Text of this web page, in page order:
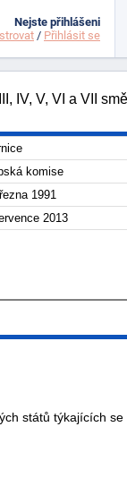
IV, V, VI a VII
komise
1991
2013
států týkajících se
Nejste přihlášeni
/ Přihlásit se